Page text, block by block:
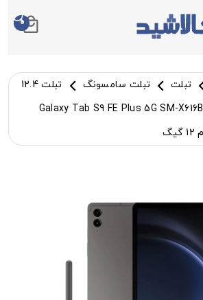
0
تبلت تبلت سامسونگ
تبلت 12.4
اینچ سامسونگ مدل Galaxy Tab S9 FE Plus 5G SM-X616B